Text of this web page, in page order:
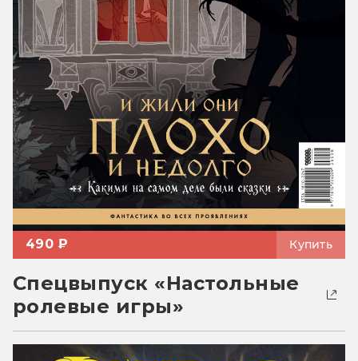
490 ₽ Купить
Спецвыпуск «Настольные
ролевые игры»